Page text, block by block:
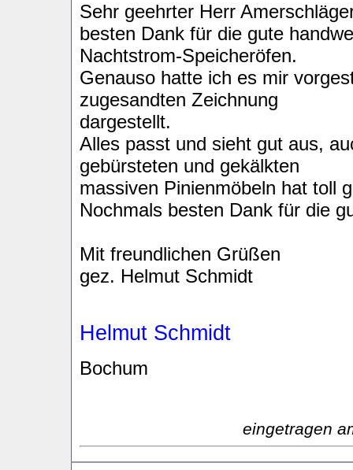
Sehr geehrter Herr
besten Dank für die gute
Nachtstrom-Speicheröfen.
Genauso hatte ich es mir
zugesandten Zeichnung
dargestellt.
Alles passt und sieht gut aus,
gebürsteten und gekälkten
massiven Pinienmöbeln hat toll
Nochmals besten Dank für die
Mit freundlichen Grüßen
gez. Helmut Schmidt
Helmut Schmidt
Bochum
eingetragen